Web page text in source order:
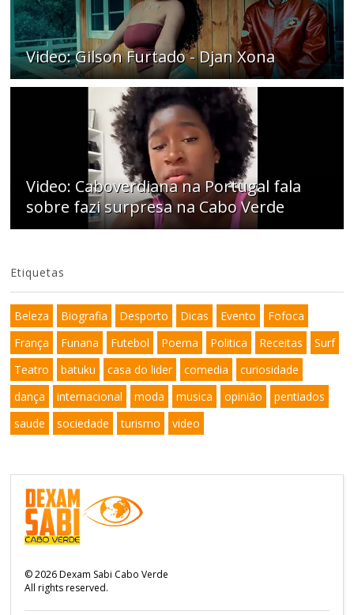
Video: Gilson Furtado - Djan Xona
Video: Caboverdiana na Portugal fala
sobre fazi surpresa na Cabo Verde
Etiquetas
Beleza Biografia Desporto Dicas Evento
Fofoca
França
Funana Futebol Poema Politica Receitas
Surf
Teatro
batuku casa do lider comedia
curiosidade
dança
internacional moda musica opinião
pentiados
saude
sociedade turismo video
©2026Dexam Sabi Cabo Verde
All rights reserved.